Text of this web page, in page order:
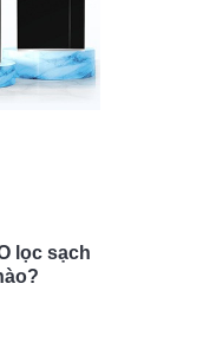
lọc sạch